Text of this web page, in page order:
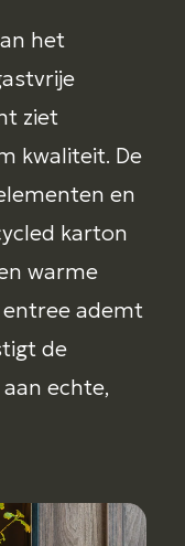
het
ziet
kwaliteit. De
en
karton
warme
ademt
de
echte,